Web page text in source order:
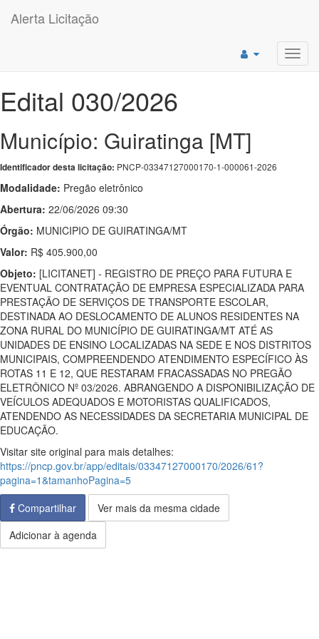
Alerta Licitação
Edital 030/2026
Município: Guiratinga [MT]
Identificador desta licitação: PNCP-03347127000170-1-000061-2026
Modalidade: Pregão eletrônico
Abertura: 22/06/2026 09:30
Órgão: MUNICIPIO DE GUIRATINGA/MT
Valor: R$ 405.900,00
Objeto: [LICITANET] - REGISTRO DE PREÇO PARA FUTURA E
EVENTUAL CONTRATAÇÃO DE EMPRESA ESPECIALIZADA PARA
PRESTAÇÃO DE SERVIÇOS DE TRANSPORTE ESCOLAR,
DESTINADA AO DESLOCAMENTO DE ALUNOS RESIDENTES NA
ZONA RURAL DO MUNICÍPIO DE GUIRATINGA/MT ATÉ AS
UNIDADES DE ENSINO LOCALIZADAS NA SEDE E NOS DISTRITOS
MUNICIPAIS, COMPREENDENDO ATENDIMENTO ESPECÍFICO ÀS
ROTAS 11 E 12, QUE RESTARAM FRACASSADAS NO PREGÃO
ELETRÔNICO Nº 03/2026. ABRANGENDO A DISPONIBILIZAÇÃO DE
VEÍCULOS ADEQUADOS E MOTORISTAS QUALIFICADOS,
ATENDENDO AS NECESSIDADES DA SECRETARIA MUNICIPAL DE
EDUCAÇÃO.
Visitar site original para mais detalhes:
https://pncp.gov.br/app/editais/03347127000170/2026/61?
pagina=1&tamanhoPagina=5
Compartilhar
Ver mais da mesma cidade
Adicionar à agenda